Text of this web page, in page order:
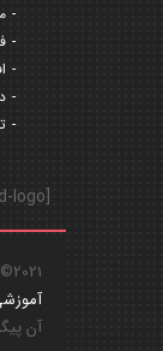
[rev_slider alias="nemad-logo"]
2021© تمامی حقوق این سایت متعلق به
آن